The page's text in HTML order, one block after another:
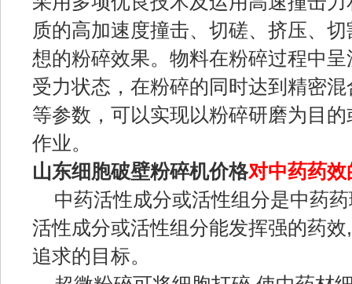
质的高加速度撞击、切磋、挤压、
想的粉碎效果。物料在粉碎过程中
受力状态，在粉碎的同时达到精密
等参数，可以实现以粉碎研磨为目
作业。
山东细胞破壁粉碎机价格对中药药效
中药活性成分或活性组分是中药
活性成分或活性组分能发挥强的药
追求的目标。